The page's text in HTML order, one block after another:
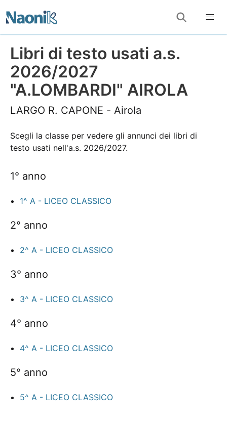
Libri di testo usati a.s.
2026/2027
"A.LOMBARDI" AIROLA
LARGO R. CAPONE - Airola
Scegli la classe per vedere gli annunci dei libri di
testo usati nell'a.s. 2026/2027.
1° anno
1^ A - LICEO CLASSICO
2° anno
2^ A - LICEO CLASSICO
3° anno
3^ A - LICEO CLASSICO
4° anno
4^ A - LICEO CLASSICO
5° anno
5^ A - LICEO CLASSICO